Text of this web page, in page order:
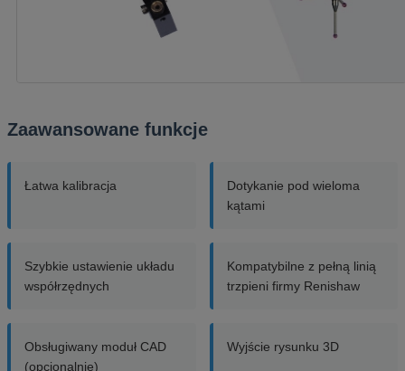
Zaawansowane funkcje
Łatwa kalibracja
Dotykanie pod wieloma
kątami
Szybkie ustawienie układu
współrzędnych
Kompatybilne z pełną linią
trzpieni firmy Renishaw
Obsługiwany moduł CAD
(opcjonalnie)
Wyjście rysunku 3D